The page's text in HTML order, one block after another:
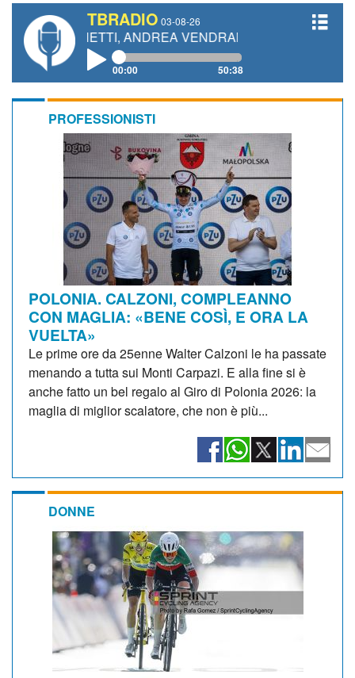
TBRADIO 03-08-26
ANDREA VENDRAME, FILIPPO FIORELLI
00:00 50:38
PROFESSIONISTI
POLONIA. CALZONI, COMPLEANNO
CON MAGLIA: «BENE COSÌ, E ORA LA
VUELTA»
Le prime ore da 25enne Walter Calzoni le ha passate
menando a tutta sui Monti Carpazi. E alla fine si è
anche fatto un bel regalo al Giro di Polonia 2026: la
maglia di miglior scalatore, che non è più...
DONNE